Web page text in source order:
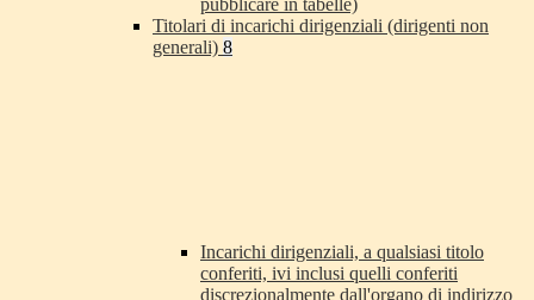
pubblicare in tabelle)
Titolari di incarichi dirigenziali (dirigenti non
generali) 8
Incarichi dirigenziali, a qualsiasi titolo
conferiti, ivi inclusi quelli conferiti
discrezionalmente dall'organo di indirizzo